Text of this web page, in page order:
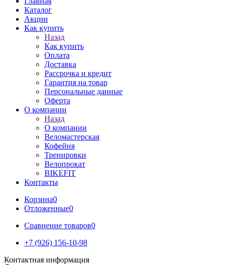
Каталог
Акции
Как купить
Назад
Как купить
Оплата
Доставка
Рассрочка и кредит
Гарантия на товар
Персональные данные
Оферта
О компании
Назад
О компании
Веломастерская
Кофейня
Тренировки
Велопрокат
BIKEFIT
Контакты
Корзина0
Отложенные0
Сравнение товаров0
+7 (926) 156-10-98
Контактная информация